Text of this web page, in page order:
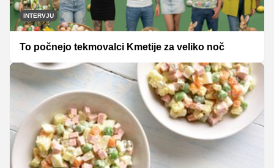
INTERVJU
To počnejo tekmovalci Kmetije za veliko noč